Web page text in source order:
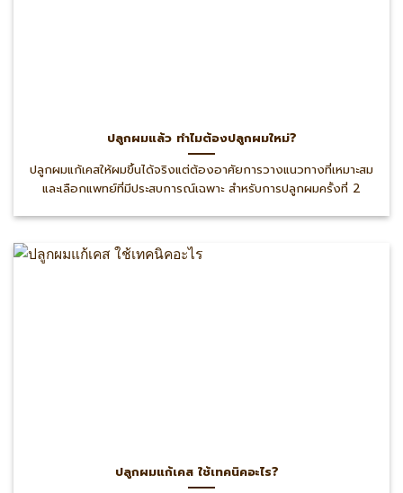
ปลูกผมแล้ว ทำไมต้องปลูกผมใหม่?
ปลูกผมแก้เคสให้ผมขึ้นได้จริงแต่ต้องอาศัยการวางแนวทางที่เหมาะสม
และเลือกแพทย์ที่มีประสบการณ์เฉพาะ สำหรับการปลูกผมครั้งที่ 2
ปลูกผมแก้เคส ใช้เทคนิคอะไร?